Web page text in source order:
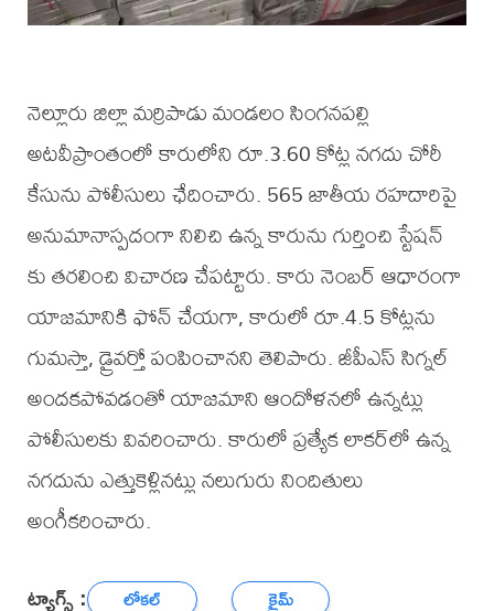
నెల్లూరు జిల్లా మర్రిపాడు మండలం సింగనపల్లి
అటవీప్రాంతంలో కారులోని రూ.3.60 కోట్ల నగదు చోరీ
కేసును పోలీసులు ఛేదించారు. 565 జాతీయ రహదారిపై
అనుమానాస్పదంగా నిలిచి ఉన్న కారును గుర్తించి స్టేషన్
కు తరలించి విచారణ చేపట్టారు. కారు నెంబర్ ఆధారంగా
యాజమానికి ఫోన్ చేయగా, కారులో రూ.4.5 కోట్లను
గుమస్తా, డ్రైవర్తో పంపించానని తెలిపారు. జీపీఎస్ సిగ్నల్
అందకపోవడంతో యాజమాని ఆందోళనలో ఉన్నట్లు
పోలీసులకు వివరించారు. కారులో ప్రత్యేక లాకర్‌లో ఉన్న
నగదును ఎత్తుకెళ్లినట్లు నలుగురు నిందితులు
అంగీకరించారు.
ట్యాగ్స్ : లోకల్ క్రైమ్